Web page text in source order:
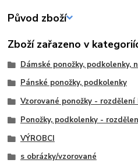
Původ zboží
Zboží zařazeno v
Dámské ponožky, podkolenky,
Pánské ponožky, podkolenky
Vzorované ponožky - rozdělení
Ponožky, podkolenky -
VÝROBCI
s obrázky/vzorované